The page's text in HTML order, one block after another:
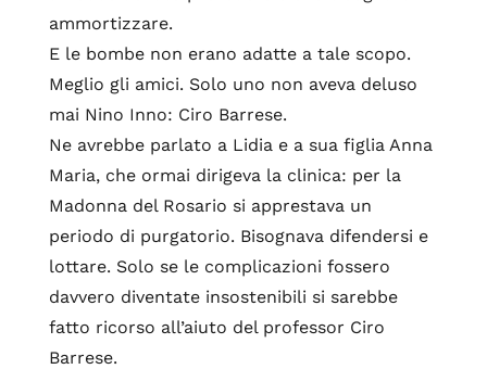
ammortizzare.
E le bombe non erano adatte a tale scopo.
Meglio gli amici. Solo uno non aveva deluso
mai Nino Inno: Ciro Barrese.
Ne avrebbe parlato a Lidia e a sua figlia Anna
Maria, che ormai dirigeva la clinica: per la
Madonna del Rosario si apprestava un
periodo di purgatorio. Bisognava difendersi e
lottare. Solo se le complicazioni fossero
davvero diventate insostenibili si sarebbe
fatto ricorso all’aiuto del professor Ciro
Barrese.